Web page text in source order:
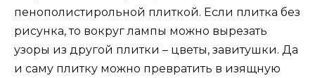
пенополистирольной плиткой. Если плитка без
рисунка, то вокруг лампы можно вырезать
узоры из другой плитки – цветы, завитушки. Да
и саму плитку можно превратить в изящную